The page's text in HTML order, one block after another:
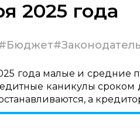
2025 года
года малые и средние
каникулы сроком
а